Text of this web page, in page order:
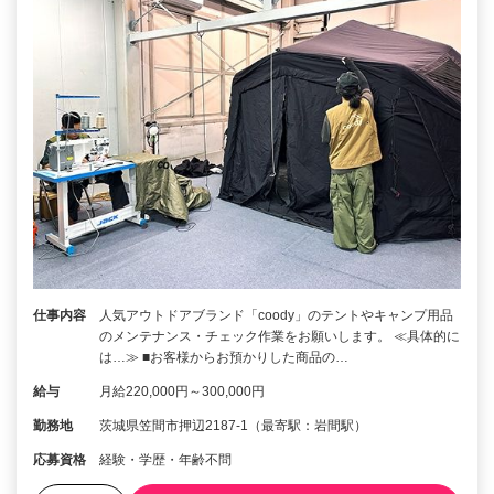
仕事内容
人気アウトドアブランド「coody」のテントやキャンプ用品
のメンテナンス・チェック作業をお願いします。 ≪具体的に
は…≫ ■お客様からお預かりした商品の…
給与 月給220,000円～300,000円
勤務地 茨城県笠間市押辺2187-1（最寄駅：岩間駅）
応募資格 経験・学歴・年齢不問